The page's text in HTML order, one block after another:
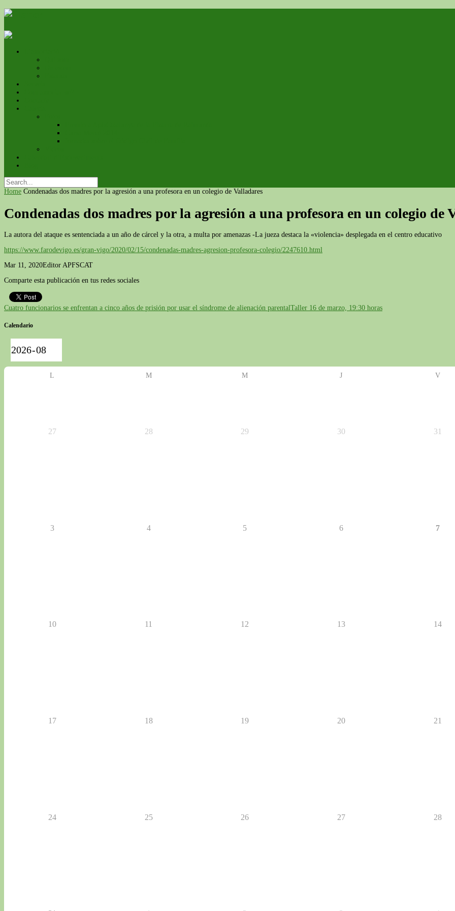
Home Condenadas dos madres por la agresión a una profesora en un colegio de Valladares
Condenadas dos madres por la agresión a una profesora en un colegio de
La autora del ataque es sentenciada a un año de cárcel y la otra, a multa por amenazas -La jueza destaca la «violencia» desplegada en el centro educativo
https://www.farodevigo.es/gran-vigo/2020/02/15/condenadas-madres-agresion-profesora-colegio/2247610.html
Mar 11, 2020Editor APFSCAT
Comparte esta publicación en tus redes sociales
Cuatro funcionarios se enfrentan a cinco años de prisión por usar el síndrome de alienación parentalTaller 16 de marzo, 19:30 horas
Calendario
L M M J V
27 28 29 30 31
3 4 5 6 7
10 11 12 13 14
17 18 19 20 21
24 25 26 27 28